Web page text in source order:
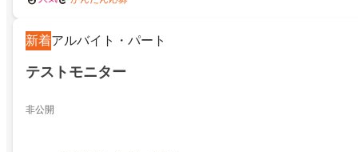
新着アルバイト・パート
テストモニター
非公開